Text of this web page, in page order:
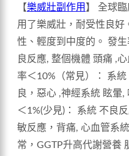
【樂威壯副作用 】 全球
用了樂威壯，耐受性良好
性、輕度到中度的。 發
良反應, 整個機體 頭痛 ,
率＜10%（常見）： 系
良，惡心 ,神經系統 眩暈
＜1%(少見)： 系統 不良
敏反應，背痛, 心血管系
常，GGTP升高代謝營養